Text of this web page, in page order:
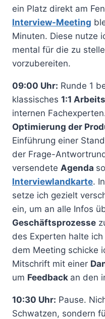
ein Platz direkt am
Interview-Meeting
Minuten. Diese nutze
mental für die zu
vorzubereiten.
09:00 Uhr: Runde 1
klassisches 1:1
internen
Optimierung der
Einführung einer
der Frage-
versendete Agenda
Interviewlandkarte.
setze ich gezielt
ein, um an alle Infos
Geschäftsprozesse
des Experten halte ich
dem Meeting schicke
Mitschrift mit einer
um Feedback an den
10:30 Uhr: Pause.
Schwatzen, sondern